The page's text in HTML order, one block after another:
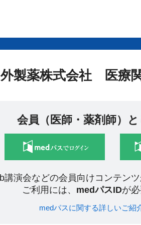
製薬株式会社 医療
会員（医師・薬剤師）
講演会などの会員向けコンテン
ご利用には、 medパスIDが必
medパスに関する詳しいご紹